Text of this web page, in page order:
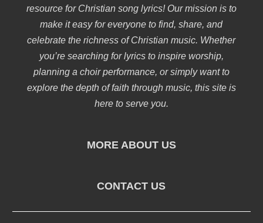
resource for Christian song lyrics! Our mission is to
make it easy for everyone to find, share, and
celebrate the richness of Christian music. Whether
you’re searching for lyrics to inspire worship,
planning a choir performance, or simply want to
explore the depth of faith through music, this site is
here to serve you.
MORE ABOUT US
CONTACT US